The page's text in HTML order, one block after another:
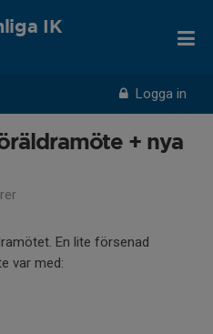
Logga in
IK
+ nya
En lite försenad
var med: